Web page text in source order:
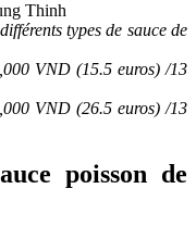
Thinh
types de sauce de
VND (15.5 euros) /13
VND (26.5 euros) /13
poisson de